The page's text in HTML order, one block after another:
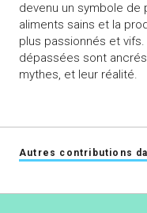
devenu un symbole
aliments sains et la
plus passionnés et
dépassées sont
mythes, et leur réalité.
Autres contributions